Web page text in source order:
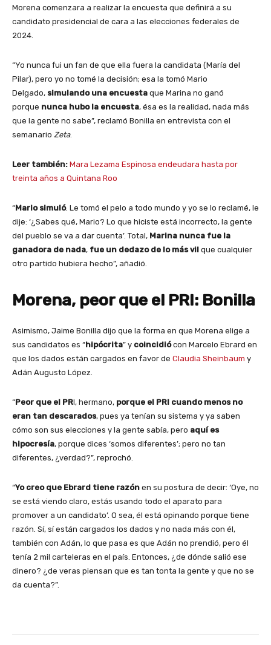
Morena comenzara a realizar la encuesta que definirá a su
candidato presidencial de cara a las elecciones federales de
2024.
“Yo nunca fui un fan de que ella fuera la candidata (María del
Pilar), pero yo no tomé la decisión; esa la tomó Mario
Delgado, simulando una encuesta que Marina no ganó
porque nunca hubo la encuesta, ésa es la realidad, nada más
que la gente no sabe”, reclamó Bonilla en entrevista con el
semanario Zeta.
Leer también: Mara Lezama Espinosa endeudara hasta por
treinta años a Quintana Roo
“Mario simuló. Le tomó el pelo a todo mundo y yo se lo reclamé, le
dije: ‘¿Sabes qué, Mario? Lo que hiciste está incorrecto, la gente
del pueblo se va a dar cuenta’. Total, Marina nunca fue la
ganadora de nada, fue un dedazo de lo más vil que cualquier
otro partido hubiera hecho”, añadió.
Morena, peor que el PRI: Bonilla
Asimismo, Jaime Bonilla dijo que la forma en que Morena elige a
sus candidatos es “hipócrita” y coincidiócon Marcelo Ebrard en
que los dados están cargados en favor de Claudia Sheinbaum y
Adán Augusto López.
“Peor que el PRI, hermano, porque el PRI cuando menos no
eran tan descarados, pues ya tenían su sistema y ya saben
cómo son sus elecciones y la gente sabía, pero aquí es
hipocresía, porque dices ‘somos diferentes’; pero no tan
diferentes, ¿verdad?”, reprochó.
“Yo creo que Ebrard tiene razón en su postura de decir: ‘Oye, no
se está viendo claro, estás usando todo el aparato para
promover a un candidato’. O sea, él está opinando porque tiene
razón. Sí, sí están cargados los dados y no nada más con él,
también con Adán, lo que pasa es que Adán no prendió, pero él
tenía 2 mil carteleras en el país. Entonces, ¿de dónde salió ese
dinero? ¿de veras piensan que es tan tonta la gente y que no se
da cuenta?”.